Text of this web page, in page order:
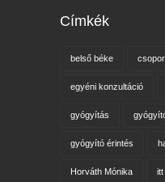
Címkék
belső béke
egyéni konzultáció
gyógyítás
gyógyító érintés
Horváth Mónika